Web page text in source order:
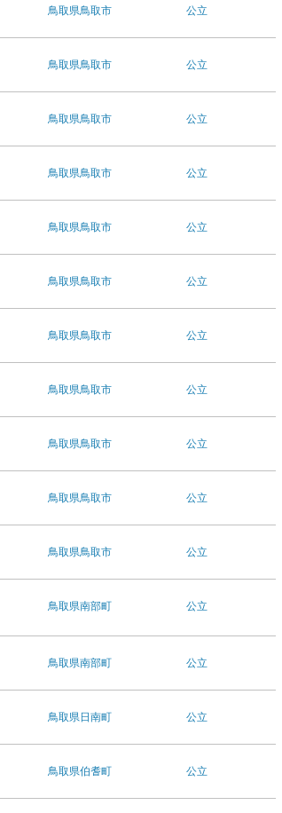
鳥取県鳥取市 公立
鳥取県鳥取市 公立
鳥取県鳥取市 公立
鳥取県鳥取市 公立
鳥取県鳥取市 公立
鳥取県鳥取市 公立
鳥取県鳥取市 公立
鳥取県鳥取市 公立
鳥取県鳥取市 公立
鳥取県鳥取市 公立
鳥取県鳥取市 公立
鳥取県南部町 公立
鳥取県南部町 公立
鳥取県日南町 公立
鳥取県伯耆町 公立